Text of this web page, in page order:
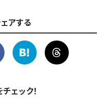
アする
ェック！